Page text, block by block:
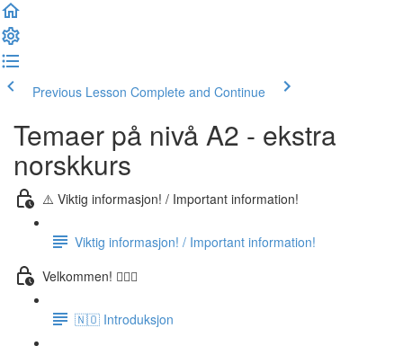
Previous Lesson Complete and Continue
Temaer på nivå A2 - ekstra
norskkurs
⚠️ Viktig informasjon! / Important information!
Viktig informasjon! / Important information!
Velkommen! 🙋🏼‍♂️
🇳🇴 Introduksjon